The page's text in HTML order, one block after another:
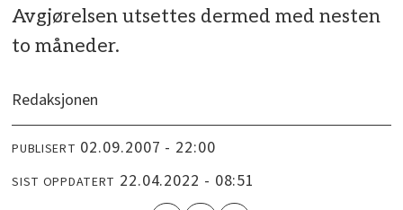
Avgjørelsen utsettes dermed med nesten
to måneder.
Redaksjonen
PUBLISERT 02.09.2007 - 22:00
SIST OPPDATERT 22.04.2022 - 08:51